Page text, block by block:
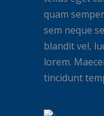
quam
sem neque
blandit vel,
lorem.
tincidunt